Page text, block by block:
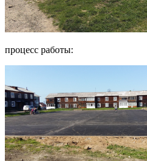
процесс работы: